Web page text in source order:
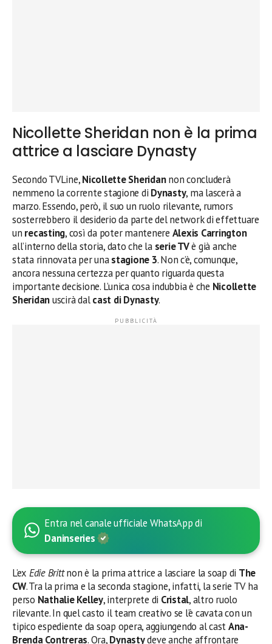
Nicollette Sheridan non è la prima
attrice a lasciare Dynasty
Secondo TVLine,Nicollette Sheridannon concluderà
nemmeno la corrente stagione di Dynasty, ma lascerà a
marzo. Essendo, però, il suo un ruolo rilevante, rumors
sosterrebbero il desiderio da parte del network di effettuare
un recasting, così da poter mantenere Alexis Carrington
all’interno della storia, dato che la serie TVè già anche
stata rinnovata per unastagione 3. Non c’è, comunque,
ancora nessuna certezza per quanto riguarda questa
importante decisione. L’unica cosa indubbia è che Nicollette
Sheridanuscirà dalcast di Dynasty.
Entra nel canale ufficiale WhatsApp di
Daninseries
L’ex Edie Brittnon è la prima attrice a lasciare la soap di The
CW. Tra la prima e la seconda stagione, infatti, la serie TV ha
perso Nathalie Kelley, interprete di Cristal, altro ruolo
rilevante. In quel casto il team creativo se l’è cavata con un
tipico espediente da soap opera, aggiungendo al castAna-
Brenda Contreras. Ora,Dynastydeve anche affrontare